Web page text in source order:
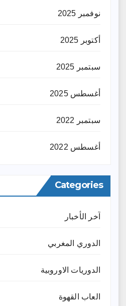
نوفمبر 2025
أكتوبر 2025
سبتمبر 2025
أغسطس 2025
سبتمبر 2022
أغسطس 2022
Categories
آخر الأخبار
الدوري المغربي
الدوريات الاوروبية
العاب القهوة